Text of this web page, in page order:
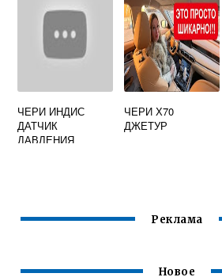
ЧЕРИ ИНДИС
ДАТЧИК
ДАВЛЕНИЯ
ЧЕРИ Х70
ДЖЕТУР
Реклама
Новое